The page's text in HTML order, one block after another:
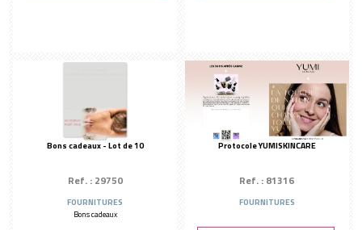
Bons cadeaux - Lot de 10
Ref. : 29750
FOURNITURES
Bons cadeaux
Protocole YUMISKINCARE
Ref. : 81316
FOURNITURES